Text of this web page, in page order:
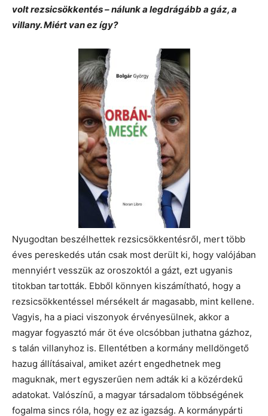
volt rezsicsökkentés – nálunk a legdrágább a gáz, a
villany. Miért van ez így?
Nyugodtan beszélhettek rezsicsökkentésről, mert több
éves pereskedés után csak most derült ki, hogy valójában
mennyiért vesszük az oroszoktól a gázt, ezt ugyanis
titokban tartották. Ebből könnyen kiszámítható, hogy a
rezsicsökkentéssel mérsékelt ár magasabb, mint kellene.
Vagyis, ha a piaci viszonyok érvényesülnek, akkor a
magyar fogyasztó már öt éve olcsóbban juthatna gázhoz,
s talán villanyhoz is. Ellentétben a kormány melldöngető
hazug állításaival, amiket azért engedhetnek meg
maguknak, mert egyszerűen nem adták ki a közérdekű
adatokat. Valószínű, a magyar társadalom többségének
fogalma sincs róla, hogy ez az igazság. A kormánypárti